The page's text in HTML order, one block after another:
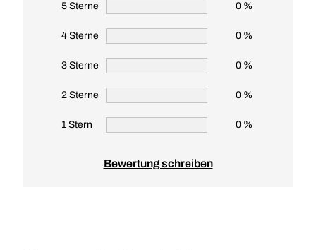
5 Sterne 0 %
4 Sterne 0 %
3 Sterne 0 %
2 Sterne 0 %
1 Stern 0 %
Bewertung schreiben